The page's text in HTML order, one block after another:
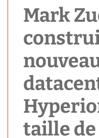
Mark
taille